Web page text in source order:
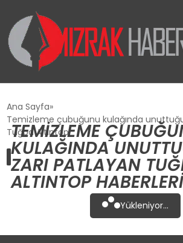
SIYASET
DÜNYA
Ana Sayfa
Temizleme çubuğunu kulağında
Tuğba Altıntop
TEMIZLEME
KULAĞINDA
ZARI PATLAYAN
ALTINTOP
Yükleniyor...